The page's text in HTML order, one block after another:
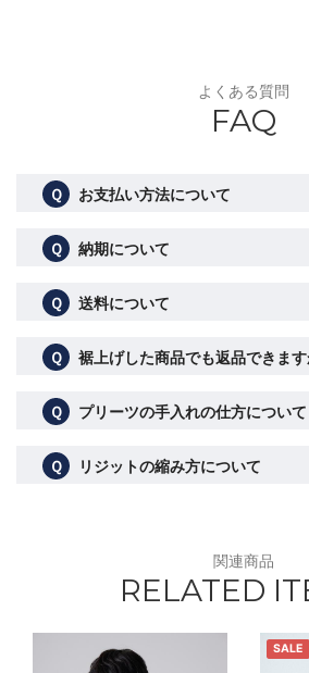
よくある質問
FAQ
Ｑ お支払い方法について
Ｑ 納期について
Ｑ 送料について
Ｑ 裾上げした商品でも返品できます
Ｑ プリーツの手入れの仕方について
Ｑ リジットの縮み方について
関連商品
RELATED
SALE